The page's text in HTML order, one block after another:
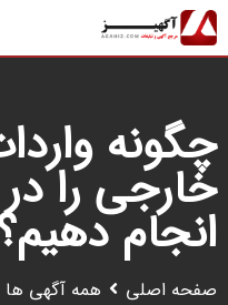
پرش
به
چگونه
خارجی را
انجام
صفحه اصلی همه آگهی ها